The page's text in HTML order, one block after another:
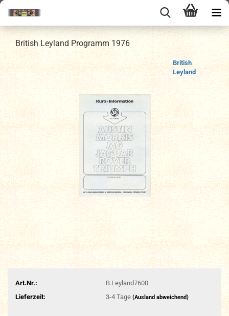
British Leyland Programm 1976
British
Leyland
Art.Nr.:
B.Leyland7600
Lieferzeit:
3-4 Tage (Ausland abweichend)